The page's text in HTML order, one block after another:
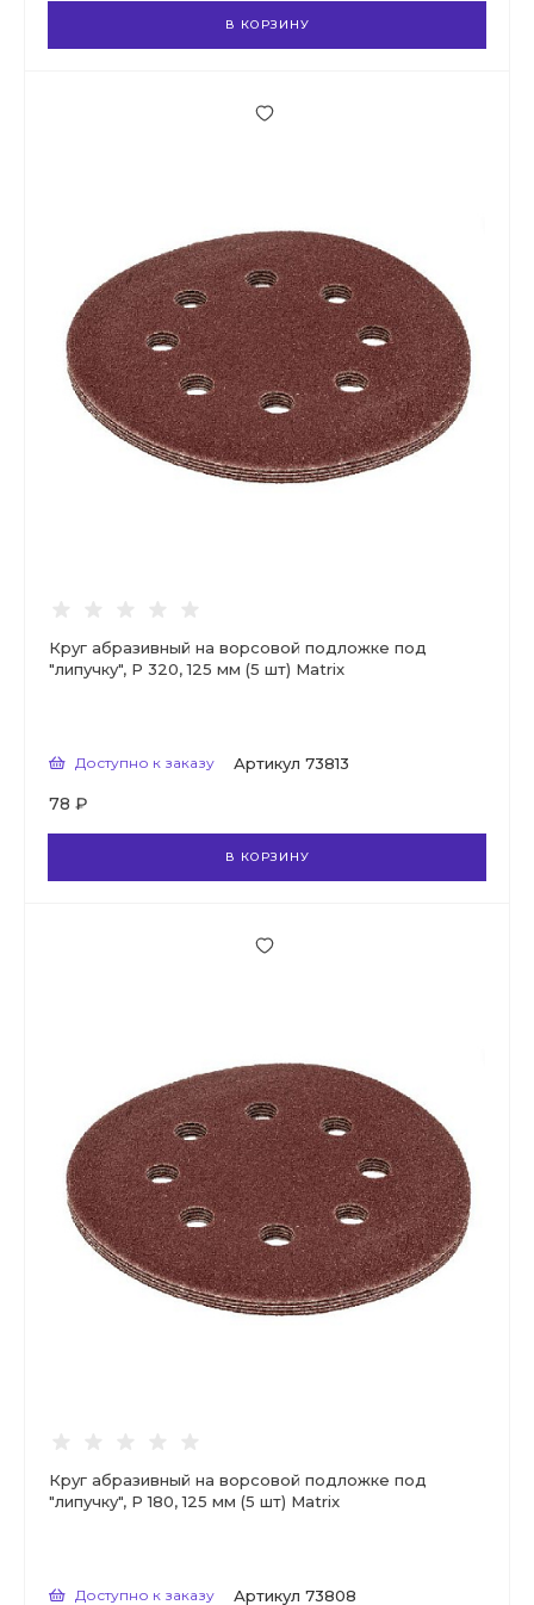
В КОРЗИНУ
Круг абразивный на ворсовой подложке под
"липучку", Р 320, 125 мм (5 шт) Matrix
Доступно к заказу Артикул 73813
78 ₽
В КОРЗИНУ
Круг абразивный на ворсовой подложке под
"липучку", Р 180, 125 мм (5 шт) Matrix
Доступно к заказу Артикул 73808